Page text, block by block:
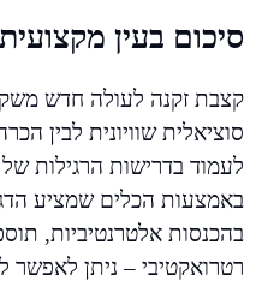
סיכום בעין מקצועית
קצבת זקנה לעולה חדש
סוציאלית שוויונית לבין
לעמוד בדרישות הרגילות
באמצעות הכלים שמציע
בהכנסות אלטרנטיביות,
רטרואקטיבי – ניתן לאפשר